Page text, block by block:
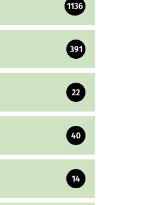
1136
391
22
40
14